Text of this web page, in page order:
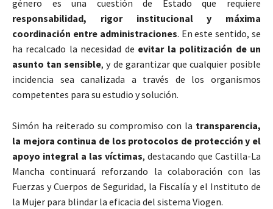
género es una cuestión de Estado que requiere
responsabilidad, rigor institucional y máxima
coordinación entre administraciones. En este sentido, se
ha recalcado la necesidad de evitar la politización de un
asunto tan sensible, y de garantizar que cualquier posible
incidencia sea canalizada a través de los organismos
competentes para su estudio y solución.
Simón ha reiterado su compromiso con la transparencia,
la mejora continua de los protocolos de protección y el
apoyo integral a las víctimas, destacando que Castilla-La
Mancha continuará reforzando la colaboración con las
Fuerzas y Cuerpos de Seguridad, la Fiscalía y el Instituto de
la Mujer para blindar la eficacia del sistema Viogen.